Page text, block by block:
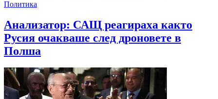
Политика
Анализатор: САЩ реагираха както
Русия очакваше след дроновете в
Полша